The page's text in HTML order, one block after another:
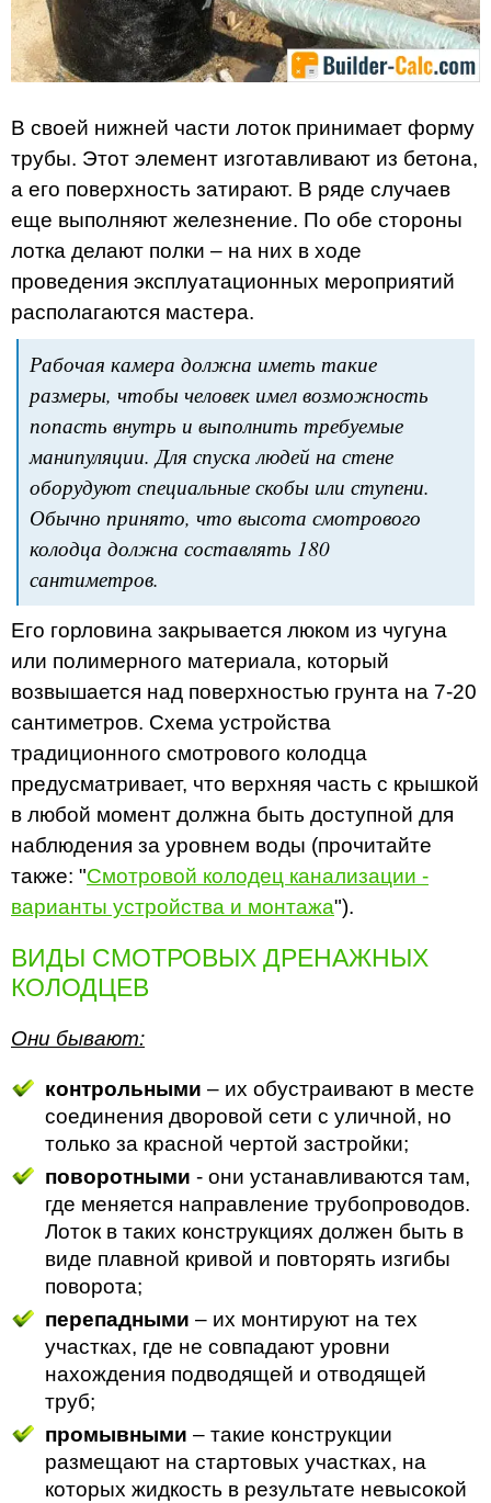
В своей нижней части лоток принимает форму
трубы. Этот элемент изготавливают из бетона,
а его поверхность затирают. В ряде случаев
еще выполняют железнение. По обе стороны
лотка делают полки – на них в ходе
проведения эксплуатационных мероприятий
располагаются мастера.
Рабочая камера должна иметь такие
размеры, чтобы человек имел возможность
попасть внутрь и выполнить требуемые
манипуляции. Для спуска людей на стене
оборудуют специальные скобы или ступени.
Обычно принято, что высота смотрового
колодца должна составлять 180
сантиметров.
Его горловина закрывается люком из чугуна
или полимерного материала, который
возвышается над поверхностью грунта на 7-20
сантиметров. Схема устройства
традиционного смотрового колодца
предусматривает, что верхняя часть с крышкой
в любой момент должна быть доступной для
наблюдения за уровнем воды (прочитайте
также: "Смотровой колодец канализации -
варианты устройства и монтажа").
ВИДЫ СМОТРОВЫХ ДРЕНАЖНЫХ
КОЛОДЦЕВ
Они бывают:
контрольными – их обустраивают в месте
соединения дворовой сети с уличной, но
только за красной чертой застройки;
поворотными - они устанавливаются там,
где меняется направление трубопроводов.
Лоток в таких конструкциях должен быть в
виде плавной кривой и повторять изгибы
поворота;
перепадными – их монтируют на тех
участках, где не совпадают уровни
нахождения подводящей и отводящей
труб;
промывными – такие конструкции
размещают на стартовых участках, на
которых жидкость в результате невысокой